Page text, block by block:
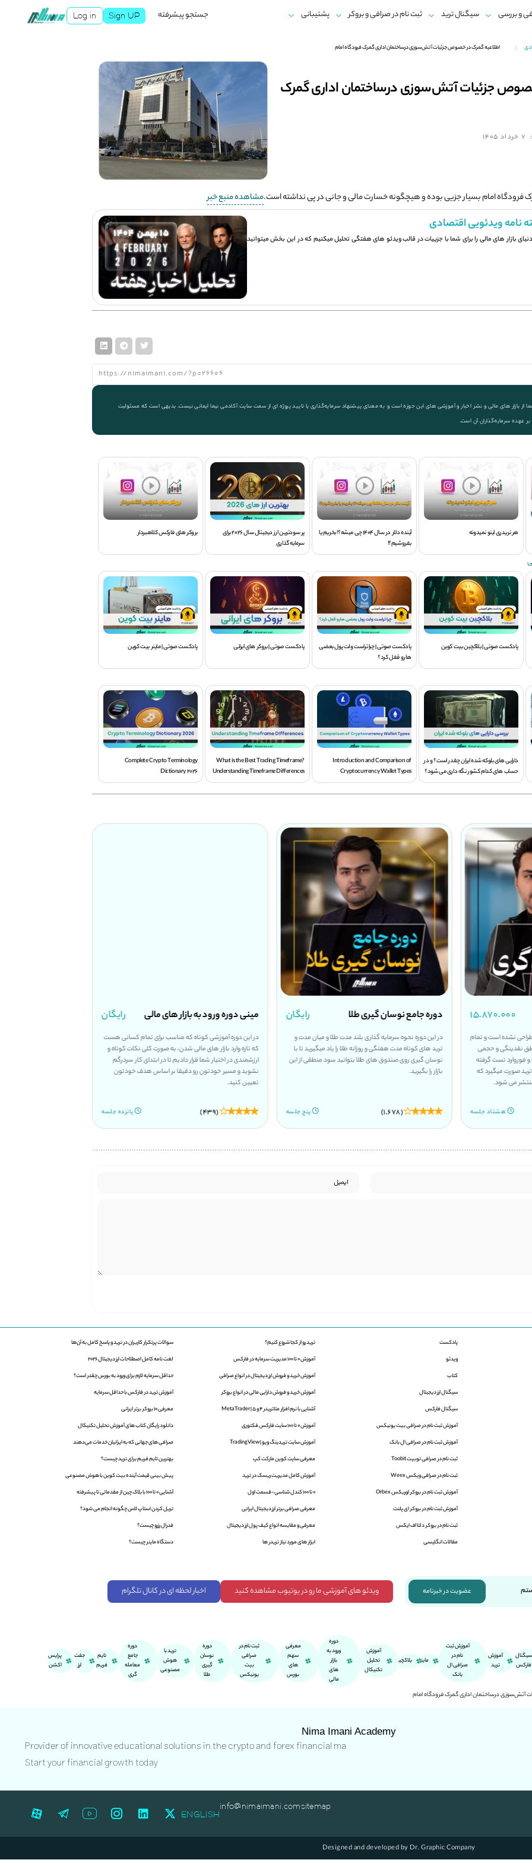
Log in Sign UP جستجو پیشرفته و بررسی سیگنال ترید ثبت نام در صرافی و بروکر پشتیبانی
اطلاعیه گمرک در خصوص جزئیات آتش‌سوزی درساختمان اداری گمرک فرودگاه امام
جزئیات آتش‌سوزی درساختمان اداری گمرک
7 خرداد 1405
امام بسیار جزیی بوده و هیچگونه خسارت مالی و جانی در پی نداشته است.مشاهده منبع خبر
ویدئویی اقتصادی
بازار های مالی را برای شما با جزيیات در قالب ویدئو های هفتگی تحلیل میکنیم که در این بخش میتوانید
بازار های مالی و نشر اخبار و آموزشی های این حوزه است و به معنای پیشنهاد سرمایه‌گذاری یا تایید پروژه ای از سمت سایت آکادمی نیما ایمانی نیست. بدیهی است که مسئولیت
بر عهده سرمایه‌گذاران آن است.
هر تریدری اینو نمیدونه
آینده دلار در سال 1404 چی میشه؟! بخریم یا
بفروشیم؟!
پر سودترین ارز دیجیتال سال 2026 برای
سرمایه گذاری
بروکر های فارکس کلاهبردار
پادکست صوتی | بلاکچین بیت کوین
پادکست صوتی | چرا تراست ولت پول بعضی
هارو قفل کرد؟
پادکست صوتی | بروکر های ایرانی پادکست صوتی | ماینر بیت کوین
دارایی های بلوکه شده ایران چقدر است؟ و در
حساب های کدام کشور نگه داری می شود؟
Introduction and Comparison of
Cryptocurrency Wallet Types
What is the Best Trading Timeframe?
Understanding Timeframe Differences
Complete Crypto Terminology
Dictionary 2026
۱۵.۸۷۰.۰۰۰
نشده است و تمام
نقدینگی و حجمی
فوروارد تست گرفته
صورت میگیرد که
می شود.
هشتاد جلسه
دوره جامع نوسان گیری طلا رایگان
در این دوره نحوه سرمایه گذاری بلند مدت طلا و میان مدت و
ترید های کوتاه مدت هفتگی و روزانه طلا را یاد میگیرید تا با
نوسان گیری روی صندوق های طلا بتوانید سود منطقی از این
بازار را بگیرید.
(1,678) پنج جلسه
مینی دوره ورود به بازار های مالی رایگان
در این دوره آموزشی کوتاه که مناسب برای تمام کسانی هست
که تازه وارد بازار های مالی شدن، به صورت کلی نکات کوتاه و
ارزشمندی در اختیار شما قرار دادیم تا در ابتدای کار سردرگم
نشوید و مسیر خودتون رو دقیقا بر اساس هدف خودتون
تعیین کنید.
(439) پانزده جلسه
پادکست
ویدئو
کتاب
سیگنال ارز دیجیتال
سیگنال فارکس
آموزش ثبت نام در صرافی بیت یونیکس
آموزش ثبت نام در صرافی ال بانک
ثبت نام در صرافی توبیت Toobit
ثبت نام در صرافی ویکس Weex
آموزش ثبت نام در بروکر اوربکس Orbex
آموزش ثبت نام در بروکر ای پلنت
ثبت نام در بروکر دلتا اف ایکس
مقالات انگلیسی
ترید رو از کجا شروع کنیم؟
آموزش 0 تا 100 مدیریت سرمایه در فارکس
آموزش خرید و فروش ارز دیجیتال در انواع صرافی
آموزش خرید و فروش دارایی مالی در انواع بروکر
آشنایی با نرم افزار متاتریدر 4 و 5 | MetaTrader
آموزش 0 تا 100 سایت فارکس فکتوری
آموزش سایت تریدینگ ویو | TradingView
معرفی سایت کوین مارکت کپ
آموزش کامل مدیریت ریسک در ترید
0 تا 100 کندل شناسی-قسمت اول
معرفی صرافی برتر ارز دیجیتال ایرانی
معرفی و مقایسه انواع کیف پول ارز دیجیتال
ابزار های مورد نیاز تریدر ها
سوالات پرتکرار کاربران در ترید و پاسخ کامل به آن‌ها
لغت نامه کامل اصطلاحات ارز دیجیتال 2026
حداقل سرمایه لازم برای ورود به بورس چقدر است؟
آموزش ترید در فارکس با حداقل سرمایه
معرفی 10 بروکر برتر ایرانی
دانلود رایگان کتاب های آموزش تحلیل تکنیکال
صرافی های جهانی که به ایرانیان خدمات می‌دهند
بهترین تایم فریم برای ترید چیست؟
پیش بینی قیمت آینده بیت کوین با هوش مصنوعی
آشنایی 0 تا 100 با بلاک‌ چین از مقدماتی تا پیشرفته
تریل کردن استاپ لاس چگونه انجام می شود؟
فدرال رزرو چیست؟
دستگاه ماینر چیست؟
عضویت در خبرنامه ویدئو های آموزشی ما رو در یوتیوب مشاهده کنید اخبار لحظه ای در کانال تلگرام
سیگنال
فارکس
آموزش
ترید
آموزش ثبت
نام در
صرافی ال
بانک
ماینر بلاکچین
آموزش
تحلیل
تکنیکال
دوره
ورود به
بازار
های
مالی
معرفی
سهم
های
بورس
ثبت نام در
صرافی
بیت
یونیکس
دوره
نوسان
گیری
طلا
ترید با
هوش
مصنوعی
دوره
جامع
معامله
گری
تایم
فریم
جفت
ارز
پرایس
اکشن
آتش‌سوزی درساختمان اداری گمرک فرودگاه امام
Nima Imani Academy
Provider of innovative educational solutions in the crypto and forex financial ma
Start your financial growth today
ENGLISH
sitemap
info@nimaimani.com
Designed and developed by Dr. Graphic Company